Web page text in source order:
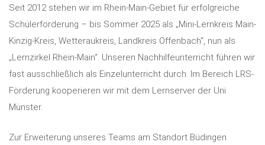
Seit 2012 stehen wir im Rhein-Main-Gebiet für erfolgreiche
Schülerförderung – bis Sommer 2025 als „Mini-Lernkreis Main-
Kinzig-Kreis, Wetteraukreis, Landkreis Offenbach“, nun als
„Lernzirkel Rhein-Main“. Unseren Nachhilfeunterricht führen wir
fast ausschließlich als Einzelunterricht durch. Im Bereich LRS-
Förderung kooperieren wir mit dem Lernserver der Uni
Münster.
Zur Erweiterung unseres Teams am Standort Büdingen